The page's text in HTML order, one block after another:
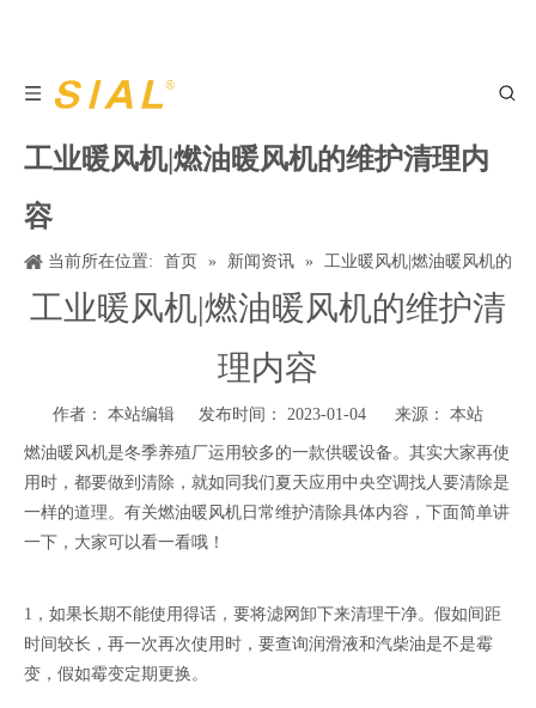
工业暖风机|燃油暖风机的维护清理内
容
当前所在位置: 首页 » 新闻资讯 »
工业暖风机|燃油暖风机的
维护清理内容
工业暖风机|燃油暖风机的维护清
理内容
作者： 本站编辑 发布时间： 2023-01-04 来源： 本站
燃油暖风机是冬季养殖厂运用较多的一款供暖设备。其实大家再使
用时，都要做到清除，就如同我们夏天应用中央空调找人要清除是
一样的道理。有关燃油暖风机日常维护清除具体内容，下面简单讲
一下，大家可以看一看哦！
1，如果长期不能使用得话，要将滤网卸下来清理干净。假如间距
时间较长，再一次再次使用时，要查询润滑液和汽柴油是不是霉
变，假如霉变定期更换。